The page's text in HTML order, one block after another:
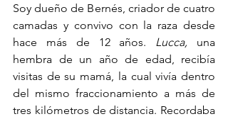
Soy dueño de Bernés, criador de cuatro
camadas y convivo con la raza desde
hace más de 12 años. Lucca, una
hembra de un año de edad, recibía
visitas de su mamá, la cual vivía dentro
del mismo fraccionamiento a más de
tres kilómetros de distancia. Recordaba